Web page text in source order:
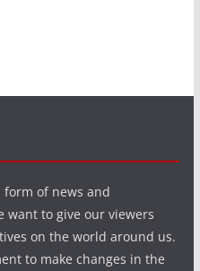
of news and
want to give our viewers
on the world around us.
to make changes in the